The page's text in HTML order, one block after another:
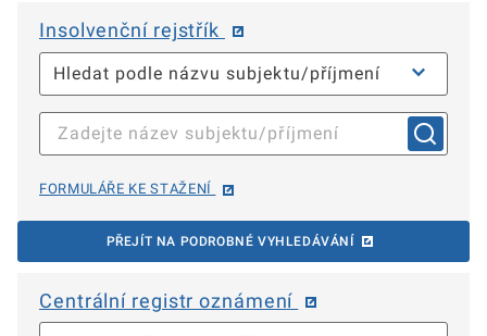
Insolvenční rejstřík
FORMULÁŘE KE STAŽENÍ
PŘEJÍT NA PODROBNÉ VYHLEDÁVÁNÍ
Centrální registr oznámení